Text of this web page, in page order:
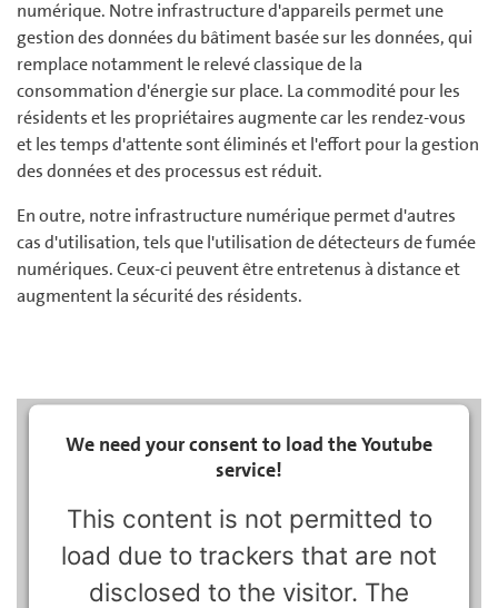
numérique. Notre infrastructure d'appareils permet une
gestion des données du bâtiment basée sur les données, qui
remplace notamment le relevé classique de la
consommation d'énergie sur place. La commodité pour les
résidents et les propriétaires augmente car les rendez-vous
et les temps d'attente sont éliminés et l'effort pour la gestion
des données et des processus est réduit.
En outre, notre infrastructure numérique permet d'autres
cas d'utilisation, tels que l'utilisation de détecteurs de fumée
numériques. Ceux-ci peuvent être entretenus à distance et
augmentent la sécurité des résidents.
We need your consent to load the Youtube
service!
This content is not permitted to
load due to trackers that are not
disclosed to the visitor. The